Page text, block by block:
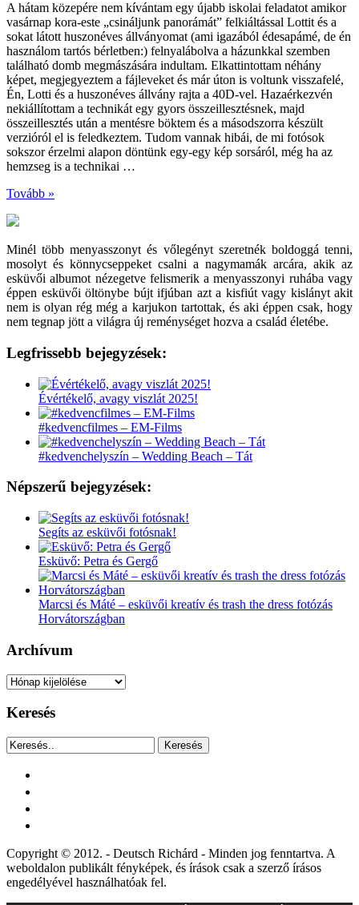
A hátam közepére nem kívántam egy újabb iskolai feladatot amikor
vasárnap kora-este „csináljunk panorámát” felkiáltással Lottit és a
sokat látott huszonéves állványomat (ami igazából édesapámé, de én
használom tartós bérletben:) felnyalábolva a házunkkal szemben
található domb megmászására indultam. Elkattintottam néhány
képet, megjegyeztem a fájleveket és már úton is voltunk visszafelé,
Én, Lotti és a huszonéves állvány rajta a 40D-vel. Hazaérkezvén
nekiállítottam a technikát egy gyors összeillesztésnek, majd
összeillesztés után a mentésre böktem és a másodszorra készült
verzióról el is feledkeztem. Tudom vannak hibái, de mi fotósok
sokszor érzelmi alapon döntünk egy-egy kép sorsáról, még ha az
hemzseg is a technikai …
Tovább »
Minél több menyasszonyt és vőlegényt szeretnék boldoggá tenni,
mosolyt és könnycseppeket csalni a nagymamák arcára, akik az
esküvői albumot nézegetve felismerik a menyasszonyi ruhába vagy
éppen esküvői öltönybe bújt ifjúban azt a kisfiút vagy kislányt akit
nem is olyan rég még a karjukon tartottak, és aki éppen csak, hogy
nem tegnap jött a világra új reménységet hozva a család életébe.
Legfrissebb bejegyzések:
Évértékelő, avagy viszlát 2025!
#kedvencfilmes – EM-Films
#kedvenchelyszín – Wedding Beach – Tát
Népszerű bejegyzések:
Segíts az esküvői fotósnak!
Esküvő: Petra és Gergő
Marcsi és Máté – esküvői kreatív és trash the dress fotózás
Horvátországban
Archívum
Archívum
Keresés
Keresés
Copyright © 2012. - Deutsch Richárd - Minden jog fenntartva. A
weboldalon publikált fényképek, és írások csak a szerző írásos
engedélyével használhatóak fel.